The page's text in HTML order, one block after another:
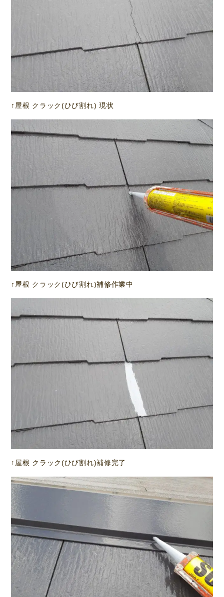
↑屋根 クラック(ひび割れ) 現状
↑屋根 クラック(ひび割れ)補修作業中
↑屋根 クラック(ひび割れ)補修完了